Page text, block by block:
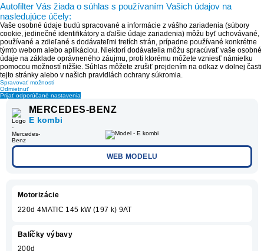
Autofilter Vás žiada o súhlas s používaním Vašich údajov na
nasledujúce účely:
Vaše osobné údaje budú spracované a informácie z vášho zariadenia (súbory
cookie, jedinečné identifikátory a ďalšie údaje zariadenia) môžu byť uchovávané,
používané a zdieľané s dodávateľmi tretích strán, prípadne používané konkrétne
týmto webom alebo aplikáciou. Niektorí dodávatelia môžu spracúvať vaše osobné
údaje na základe oprávneného záujmu, proti ktorému môžete vzniesť námietku
pomocou možností nižšie. Súhlas môžete zrušiť prejdením na odkaz v dolnej časti
tejto stránky alebo v našich pravidlách ochrany súkromia.
Spravovať možnosti
Odmietnuť
Prijať odporúčané nastavenia
MERCEDES-BENZ
E kombi
WEB MODELU
Motorizácie
220d 4MATIC 145 kW (197 k) 9AT
Balíčky výbavy
200d